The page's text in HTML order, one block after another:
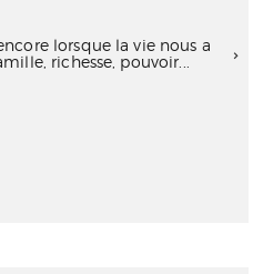
lorsque la vie nous a
richesse, pouvoir...